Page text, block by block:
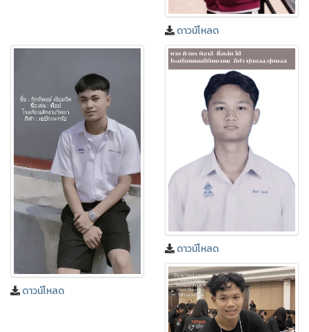
ดาวน์โหลด
ดาวน์โหลด
ดาวน์โหลด
❅